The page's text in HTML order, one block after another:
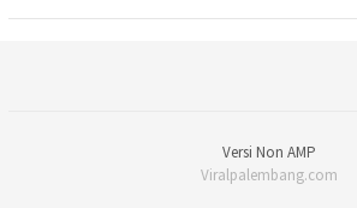
Versi Non AMP
Viralpalembang.com